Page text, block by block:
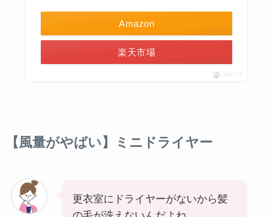
Amazon
楽天市場
ポチップ
【風量がやばい】ミニドライヤー
更衣室にドライヤーがないから髪